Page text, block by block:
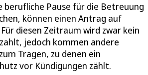
berufliche Pause für die Betreuung
können einen Antrag auf
diesen Zeitraum wird zwar kein
jedoch kommen andere
Tragen, zu denen ein
vor Kündigungen zählt.